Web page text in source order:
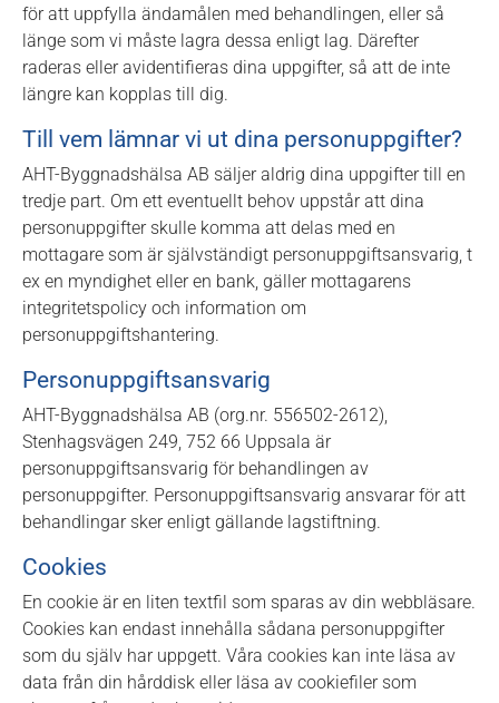
för att uppfylla ändamålen med behandlingen, eller så
länge som vi måste lagra dessa enligt lag. Därefter
raderas eller avidentifieras dina uppgifter, så att de inte
längre kan kopplas till dig.
Till vem lämnar vi ut dina personuppgifter?
AHT-Byggnadshälsa AB säljer aldrig dina uppgifter till en
tredje part. Om ett eventuellt behov uppstår att dina
personuppgifter skulle komma att delas med en
mottagare som är självständigt personuppgiftsansvarig, t
ex en myndighet eller en bank, gäller mottagarens
integritetspolicy och information om
personuppgiftshantering.
Personuppgiftsansvarig
AHT-Byggnadshälsa AB (org.nr. 556502-2612),
Stenhagsvägen 249, 752 66 Uppsala är
personuppgiftsansvarig för behandlingen av
personuppgifter. Personuppgiftsansvarig ansvarar för att
behandlingar sker enligt gällande lagstiftning.
Cookies
En cookie är en liten textfil som sparas av din webbläsare.
Cookies kan endast innehålla sådana personuppgifter
som du själv har uppgett. Våra cookies kan inte läsa av
data från din hårddisk eller läsa av cookiefiler som